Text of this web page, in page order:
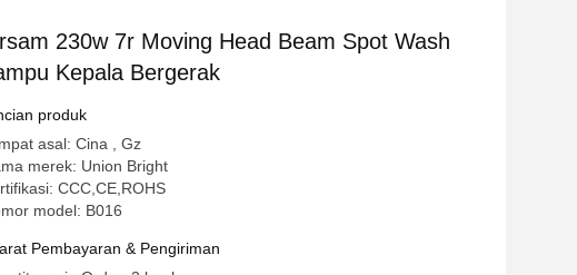
230w 7r Moving Head Beam Spot Wash
Kepala Bergerak
produk
asal: Cina , Gz
merek: Union Bright
CCC,CE,ROHS
model: B016
Pembayaran & Pengiriman